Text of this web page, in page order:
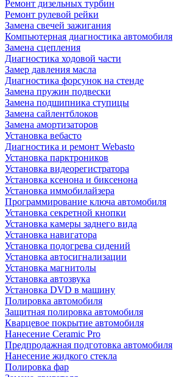
Ремонт дизельных турбин
Ремонт рулевой рейки
Замена свечей зажигания
Компьютерная диагностика автомобиля
Замена сцепления
Диагностика ходовой части
Замер давления масла
Диагностика форсунок на стенде
Замена пружин подвески
Замена подшипника ступицы
Замена сайлентблоков
Замена амортизаторов
Установка вебасто
Диагностика и ремонт Webasto
Установка парктроников
Установка видеорегистратора
Установка ксенона и биксенона
Установка иммобилайзера
Программирование ключа автомобиля
Установка секретной кнопки
Установка камеры заднего вида
Установка навигатора
Установка подогрева сидений
Установка автосигнализации
Установка магнитолы
Установка автозвука
Установка DVD в машину
Полировка автомобиля
Защитная полировка автомобиля
Кварцевое покрытие автомобиля
Нанесение Ceramic Pro
Предпродажная подготовка автомобиля
Нанесение жидкого стекла
Полировка фар